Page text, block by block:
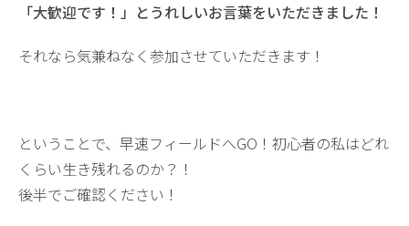
「大歓迎です！」とうれしいお言葉をいただきました！
それなら気兼ねなく参加させていただきます！
ということで、早速フィールドへGO！初心者の私はどれ
くらい生き残れるのか？！
後半でご確認ください！